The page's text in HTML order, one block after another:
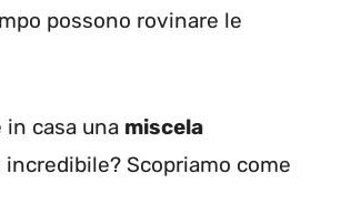
possono rovinare le
casa una miscela
Scopriamo come